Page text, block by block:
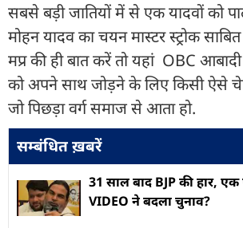
सबसे बड़ी जातियों में से एक यादवों को
मोहन यादव का चयन मास्टर स्ट्रोक
मप्र की ही बात करें तो यहां OBC
को अपने साथ जोड़ने के लिए किसी ऐसे
जो पिछड़ा वर्ग समाज से आता हो.
सम्बंधित ख़बरें
31 साल बाद BJP की हार, एक
VIDEO ने बदला चुनाव?